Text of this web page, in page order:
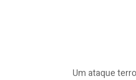
Um ataque